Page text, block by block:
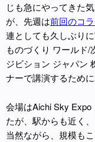
じも急にやってきた
が、先週は前回のコ
連としても久しぶり
ものづくり ワールド
ジビション ジャパン
ナーで講演するため
会場はAichi Sky
たが、駅からも近く
当然ながら、規模も